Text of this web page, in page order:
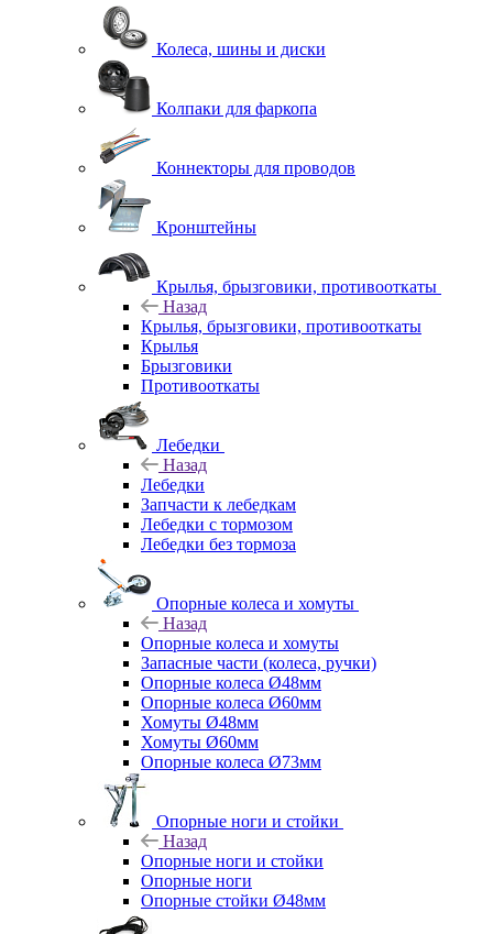
Колеса, шины и диски
Колпаки для фаркопа
Коннекторы для проводов
Кронштейны
Крылья, брызговики, противооткаты
Назад
Крылья, брызговики, противооткаты
Крылья
Брызговики
Противооткаты
Лебедки
Назад
Лебедки
Запчасти к лебедкам
Лебедки с тормозом
Лебедки без тормоза
Опорные колеса и хомуты
Назад
Опорные колеса и хомуты
Запасные части (колеса, ручки)
Опорные колеса Ø48мм
Опорные колеса Ø60мм
Хомуты Ø48мм
Хомуты Ø60мм
Опорные колеса Ø73мм
Опорные ноги и стойки
Назад
Опорные ноги и стойки
Опорные ноги
Опорные стойки Ø48мм